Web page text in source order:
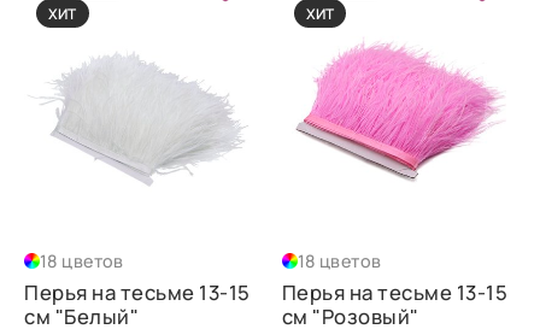
ХИТ
18 цветов
Перья на тесьме 13-15
см "Белый"
ХИТ
18 цветов
Перья на тесьме 13-15
см "Розовый"